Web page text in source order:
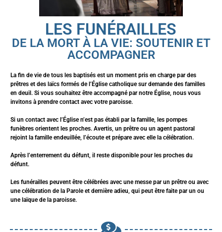
LES FUNÉRAILLES
DE LA MORT À LA VIE: SOUTENIR ET
ACCOMPAGNER
La fin de vie de tous les baptisés est un moment pris en charge par des
prêtres et des laïcs formés de l’Église catholique sur demande des familles
en deuil. Si vous souhaitez être accompagné par notre Église, nous vous
invitons à prendre contact avec votre paroisse.
Si un contact avec l’Église n’est pas établi par la famille, les pompes
funèbres orientent les proches. Avertis, un prêtre ou un agent pastoral
rejoint la famille endeuillée, l’écoute et prépare avec elle la célébration.
Après l’enterrement du défunt, il reste disponible pour les proches du
défunt.
Les funérailles peuvent être célébrées avec une messe par un prêtre ou avec
une célébration de la Parole et dernière adieu, qui peut être faite par un ou
une laïque de la paroisse.